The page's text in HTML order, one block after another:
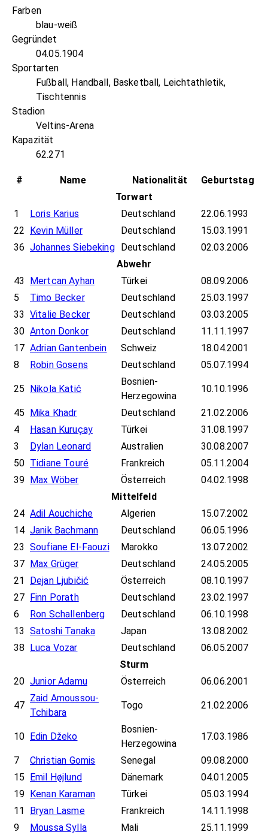
Farben
blau-weiß
Gegründet
04.05.1904
Sportarten
Fußball, Handball, Basketball, Leichtathletik,
Tischtennis
Stadion
Veltins-Arena
Kapazität
62.271
# Name Nationalität
Geburtstag
Torwart
1
Loris Karius Deutschland
22.06.1993
22
Kevin Müller Deutschland
15.03.1991
36 Johannes Siebeking Deutschland
02.03.2006
Abwehr
43
Mertcan Ayhan Türkei
08.09.2006
5
Timo Becker Deutschland
25.03.1997
33 Vitalie Becker Deutschland
03.03.2005
30 Anton Donkor Deutschland
11.11.1997
17 Adrian Gantenbein Schweiz
18.04.2001
8
Robin Gosens Deutschland 05.07.1994
25 Nikola Katić
Bosnien-
Herzegowina
10.10.1996
45 Mika Khadr Deutschland
21.02.2006
4
Hasan Kuruçay Türkei
31.08.1997
3
Dylan Leonard Australien
30.08.2007
50 Tidiane Touré Frankreich
05.11.2004
39
Max Wöber Österreich
04.02.1998
Mittelfeld
24 Adil Aouchiche Algerien
15.07.2002
14 Janik Bachmann Deutschland
06.05.1996
23 Soufiane El-Faouzi Marokko
13.07.2002
37
Max Grüger Deutschland
24.05.2005
21
Dejan Ljubičić Österreich
08.10.1997
27
Finn Porath Deutschland
23.02.1997
6
Ron Schallenberg Deutschland
06.10.1998
13 Satoshi Tanaka Japan
13.08.2002
38
Luca Vozar Deutschland
06.05.2007
Sturm
20 Junior Adamu Österreich 06.06.2001
47
Zaid Amoussou-
Tchibara
Togo 21.02.2006
10 Edin Džeko
Bosnien-
Herzegowina
17.03.1986
7 Christian Gomis Senegal
09.08.2000
15
Emil Højlund Dänemark
04.01.2005
19
Kenan Karaman Türkei
05.03.1994
11
Bryan Lasme Frankreich
14.11.1998
9
Moussa Sylla Mali
25.11.1999